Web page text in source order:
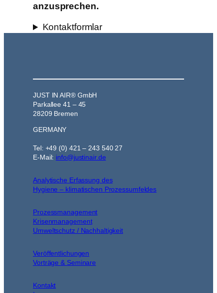
anzusprechen.
Kontaktformlar
JUST IN AIR® GmbH
Parkallee 41 – 45
28209 Bremen
GERMANY
Tel: +49 (0) 421 – 243 540 27
E-Mail: info@justinair.de
Analytische Erfassung des
Hygiene – klimatischen Prozessumfeldes
Prozessmanagement
Krisenmanagement
Umweltschutz / Nachhaltigkeit
Veröffentlichungen
Vorträge & Seminare
Kontakt